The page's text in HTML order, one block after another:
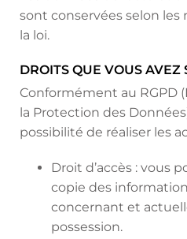
sont conservées selon
la loi.
DROITS QUE VOUS AVEZ
Conformément au RGPD
la Protection des
possibilité de réaliser les
Droit d’accès : vous
copie des
concernant et
possession.